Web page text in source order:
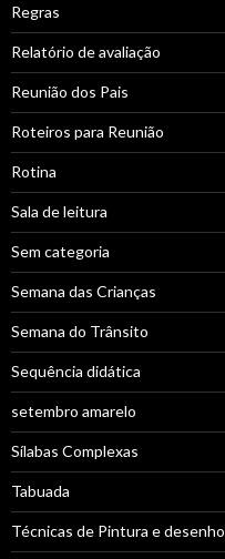
Regras
Relatório de avaliação
Reunião dos Pais
Roteiros para Reunião
Rotina
Sala de leitura
Sem categoria
Semana das Crianças
Semana do Trânsito
Sequência didática
setembro amarelo
Sílabas Complexas
Tabuada
Técnicas de Pintura e desenho